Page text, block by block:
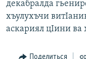
декабралда
хъулухъчи
аскариял цIини ва
Поделиться